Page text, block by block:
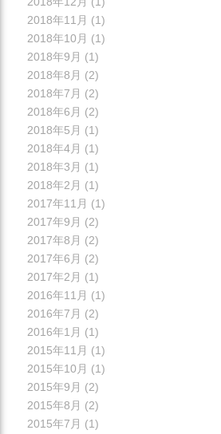
2018年11月 (1)
2018年10月 (1)
2018年9月 (1)
2018年8月 (2)
2018年7月 (2)
2018年6月 (2)
2018年5月 (1)
2018年4月 (1)
2018年3月 (1)
2018年2月 (1)
2017年11月 (1)
2017年9月 (2)
2017年8月 (2)
2017年6月 (2)
2017年2月 (1)
2016年11月 (1)
2016年7月 (2)
2016年1月 (1)
2015年11月 (1)
2015年10月 (1)
2015年9月 (2)
2015年8月 (2)
2015年7月 (1)